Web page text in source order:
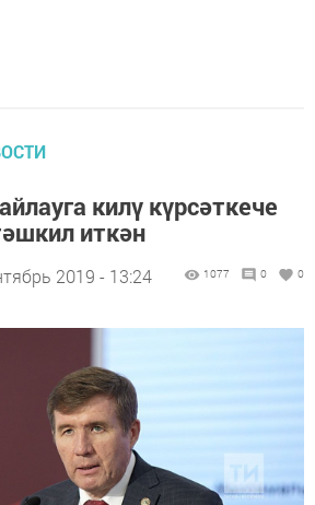
килү күрсәткече
иткән
2019 - 13:24 1077 0 0